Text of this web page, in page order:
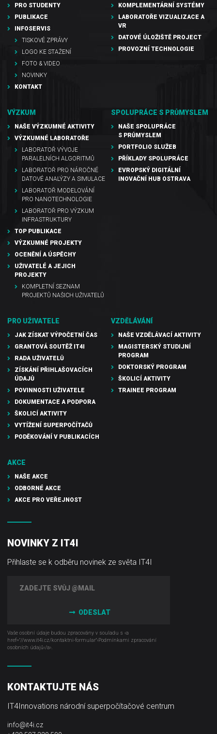
PRO STUDENTY
PUBLIKACE
INFOSERVIS
TISKOVÉ ZPRÁVY
LOGO KE STAŽENÍ
FOTO & VIDEO
NOVINKY
KONTAKT
KOMPLEMENTÁRNÍ SYSTÉMY
LABORATOŘE VIZUALIZACE A
VR
DATOVÉ ÚLOŽIŠTĚ PROJECT
PROVOZNÍ TECHNOLOGIE
VÝZKUM
NAŠE VÝZKUMNÉ AKTIVITY
VÝZKUMNÉ LABORATOŘE
LABORATOŘ VÝVOJE
PARALELNÍCH ALGORITMŮ
LABORATOŘ PRO NÁROČNÉ
DATOVÉ ANALÝZY A SIMULACE
LABORATOŘ MODELOVÁNÍ
PRO NANOTECHNOLOGIE
LABORATOŘ PRO VÝZKUM
INFRASTRUKTURY
TOP PUBLIKACE
VÝZKUMNÉ PROJEKTY
OCENĚNÍ A ÚSPĚCHY
UŽIVATELÉ A JEJICH
PROJEKTY
KOMPLETNÍ SEZNAM
PROJEKTŮ NAŠICH UŽIVATELŮ
SPOLUPRÁCE S PRŮMYSLEM
NAŠE SPOLUPRÁCE
S PRŮMYSLEM
PORTFOLIO SLUŽEB
PŘÍKLADY SPOLUPRÁCE
EVROPSKÝ DIGITÁLNÍ
INOVAČNÍ HUB OSTRAVA
PRO UŽIVATELE
JAK ZÍSKAT VÝPOČETNÍ ČAS
GRANTOVÁ SOUTĚŽ IT4I
RADA UŽIVATELŮ
ZÍSKÁNÍ PŘIHLAŠOVACÍCH
ÚDAJŮ
POVINNOSTI UŽIVATELE
DOKUMENTACE A PODPORA
ŠKOLICÍ AKTIVITY
VYTÍŽENÍ SUPERPOČÍTAČŮ
PODĚKOVÁNÍ V PUBLIKACÍCH
VZDĚLÁVÁNÍ
NAŠE VZDĚLÁVACÍ AKTIVITY
MAGISTERSKÝ STUDIJNÍ
PROGRAM
DOKTORSKÝ PROGRAM
ŠKOLICÍ AKTIVITY
TRAINEE PROGRAM
AKCE
NAŠE AKCE
ODBORNÉ AKCE
AKCE PRO VEŘEJNOST
KONTAKTUJTE NÁS
IT4Innovations národní superpočítačové centrum
info@it4i.cz
NOVINKY Z IT4I
Přihlaste se k odběru novinek ze světa IT4I
ODESLAT
Vaše osobní údaje budou zpracovány v souladu s ‹a
href="//www.it4i­.cz/kontaktni-formular"›Podmínkami zpracování
osobních údajů‹/a›.